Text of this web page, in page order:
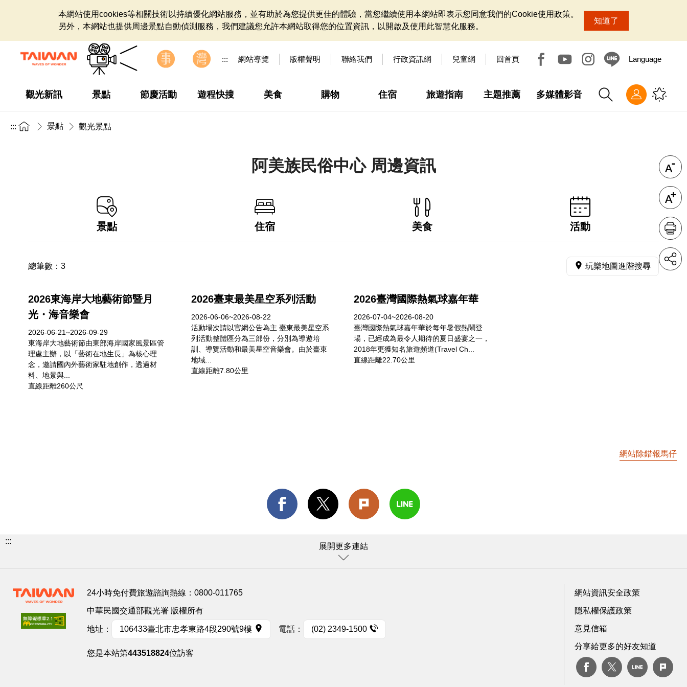
本網站使用cookies等相關技術以持續優化網站服務，並有助於為您提供更佳的體驗，當您繼續使用本網站即表示您同意我們的Cookie使用政策。
另外，本網站也提供周邊景點自動偵測服務，我們建議您允許本網站取得您的位置資訊，以開啟及使用此智慧化服務。
知道了
::: 網站導覽 版權聲明 聯絡我們 行政資訊網 兒童網 回首頁 Language
觀光新訊 景點 節慶活動 遊程快搜 美食 購物 住宿 旅遊指南 主題推薦 多媒體影音
::: 景點 觀光景點
阿美族民俗中心 周邊資訊
景點 住宿 美食 活動
總筆數： 3 玩樂地圖進階搜尋
2026東海岸大地藝術節暨月
光・海音樂會
2026-06-21~2026-09-29
東海岸大地藝術節由東部海岸國家風景區管
理處主辦，以「藝術在地生長」為核心理
念，邀請國內外藝術家駐地創作，透過材
料、地景與...
直線距離260公尺
2026臺東最美星空系列活動
2026-06-06~2026-08-22
活動場次請以官網公告為主 臺東最美星空系
列活動整體區分為三部份，分別為導遊培
訓、導覽活動和最美星空音樂會。由於臺東
地域...
直線距離7.80公里
2026臺灣國際熱氣球嘉年華
2026-07-04~2026-08-20
臺灣國際熱氣球嘉年華於每年暑假熱鬧登
場，已經成為最令人期待的夏日盛宴之一，
2018年更獲知名旅遊頻道(Travel Ch...
直線距離22.70公里
網站除錯報馬仔
:::
展開更多連結
24小時免付費旅遊諮詢熱線： 0800-011765
中華民國交通部觀光署 版權所有
地址： 106433臺北市忠孝東路4段290號9樓 電話： (02) 2349-1500
您是本站第443518824位訪客
網站資訊安全政策
隱私權保護政策
意見信箱
分享給更多的好友知道